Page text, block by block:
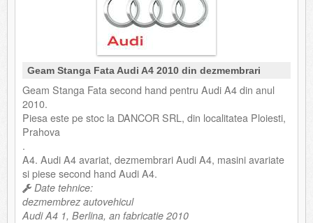
Geam Stanga Fata Audi A4 2010 din dezmembrari
Geam Stanga Fata second hand pentru Audi A4 din anul
2010.
Piesa este pe stoc la DANCOR SRL, din localitatea Ploiesti,
Prahova
.
A4. Audi A4 avariat, dezmembrari Audi A4, masini avariate
si piese second hand Audi A4.
Date tehnice:
dezmembrez autovehicul
Audi A4 1, Berlina, an fabricatie 2010